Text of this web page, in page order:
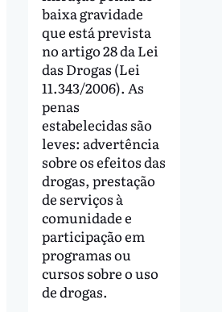
baixa gravidade
que está prevista
no artigo 28 da Lei
das Drogas (Lei
11.343/2006). As
penas
estabelecidas são
leves: advertência
sobre os efeitos das
drogas, prestação
de serviços à
comunidade e
participação em
programas ou
cursos sobre o uso
de drogas.